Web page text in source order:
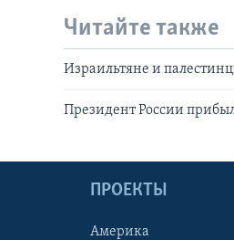
Читайте также
Израильтяне и
Президент России
ПРОЕКТЫ
Америка